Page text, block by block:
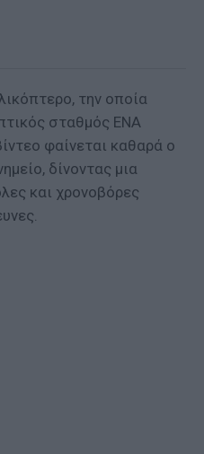
την οποία
σταθμός EΝΑ
φαίνεται καθαρά ο
δίνοντας μια
και χρονοβόρες